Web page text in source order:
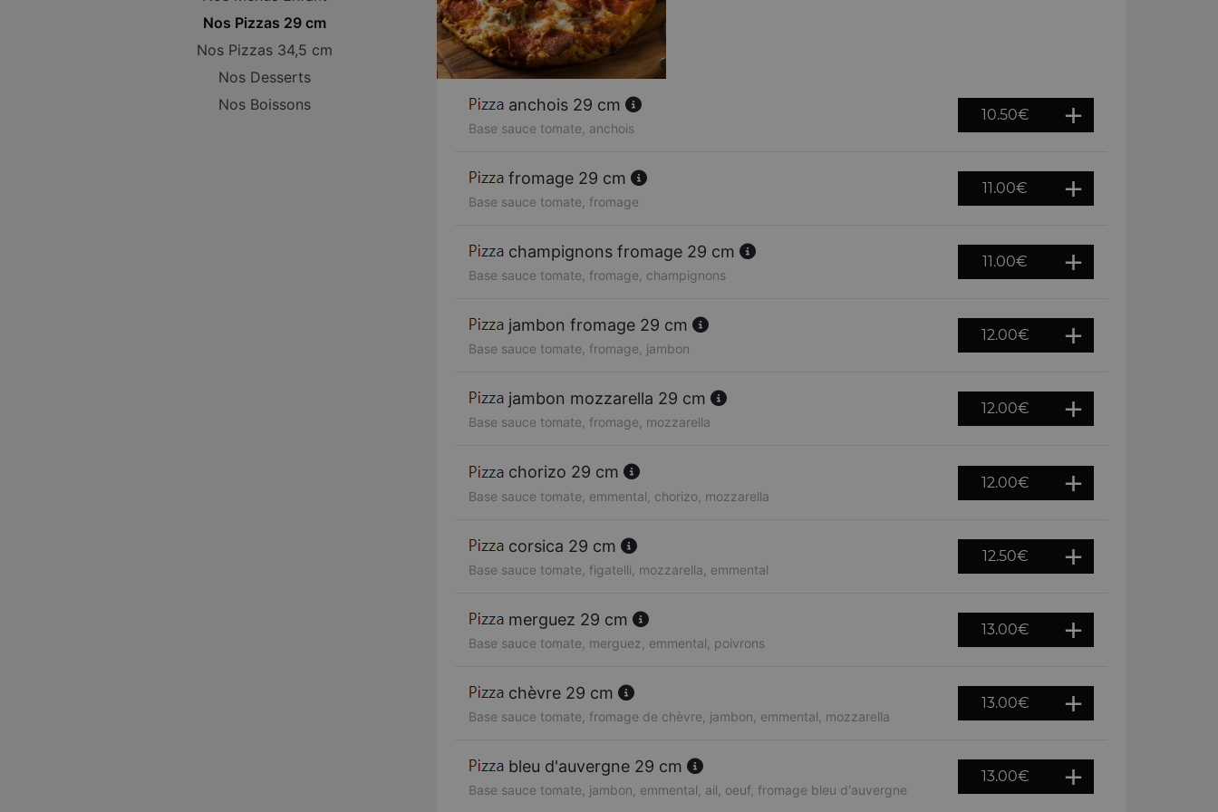
Nos Pizzas 29 cm
Nos Pizzas 34,5 cm
Nos Desserts
Nos Boissons
anchois 29 cm
Base sauce tomate, anchois
10.50€
fromage 29 cm
Base sauce tomate, fromage
11.00€
champignons fromage 29 cm
Base sauce tomate, fromage, champignons
11.00€
jambon fromage 29 cm
Base sauce tomate, fromage, jambon
12.00€
jambon mozzarella 29 cm
Base sauce tomate, fromage, mozzarella
12.00€
chorizo 29 cm
Base sauce tomate, emmental, chorizo, mozzarella
12.00€
corsica 29 cm
Base sauce tomate, figatelli, mozzarella, emmental
12.50€
merguez 29 cm
Base sauce tomate, merguez, emmental, poivrons
13.00€
chèvre 29 cm
Base sauce tomate, fromage de chèvre, jambon, emmental, mozzarella
13.00€
bleu d'auvergne 29 cm
Base sauce tomate, jambon, emmental, ail, oeuf, fromage bleu d'auvergne
13.00€